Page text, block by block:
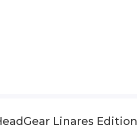
Linares Edition